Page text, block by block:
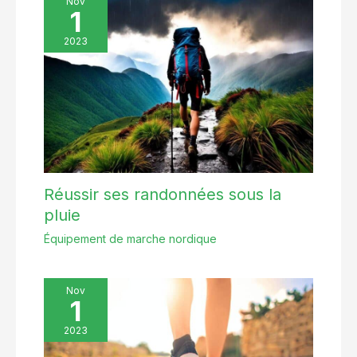
1
2023
Réussir ses randonnées sous la
pluie
Équipement de marche nordique
Nov
1
2023